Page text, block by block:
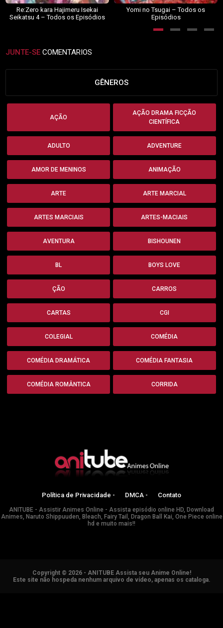
Re:Zero kara Hajimeru Isekai
Seikatsu 4 – Todos os Episódios
Yomi no Tsugai – Todos os
Episódios
JUNTE-SE COMENTARIOS
GÊNEROS
AÇÃO
AÇÃO DRAMA FICÇÃO
CIENTÍFICA
ADULTO ADVENTURE
AMOR DE MENINOS ANIMAÇÃO
ARTE ARTE MARCIAL
ARTES MARCIAIS ARTES-MACIAIS
AVENTURA BISHOUNEN
BL BOYS LOVE
ÇÃO CARROS
CARTAS CGI
COLEGIAL COMÉDIA
COMÉDIA DRAMÁTICA COMÉDIA FANTASIA
COMÉDIA ROMÂNTICA CORRIDA
Política de Privacidade - DMCA - Contato
ANITUBE - Assistir Animes Online - Assista episódio online HD, Download
Animes, Naruto Shippuuden, Bleach, Fairy Tail, Dragon Ball Kai, One Piece online
hd e muito mais!!
Copyright © 2026 - ANITUBE Assista seu Anime Online!
Este site não hospeda nenhum arquivo de vídeo, apenas os cataloga.